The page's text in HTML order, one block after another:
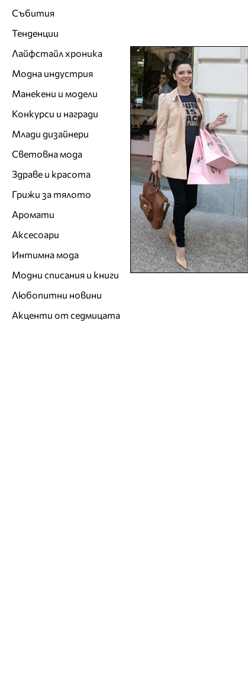
Събития
Тенденции
Лайфстайл хроника
Модна индустрия
Манекени и модели
Конкурси и награди
Млади дизайнери
Световна мода
Здраве и красота
Грижи за тялото
Аромати
Аксесоари
Интимна мода
Модни списания и книги
Любопитни новини
Акценти от седмицата